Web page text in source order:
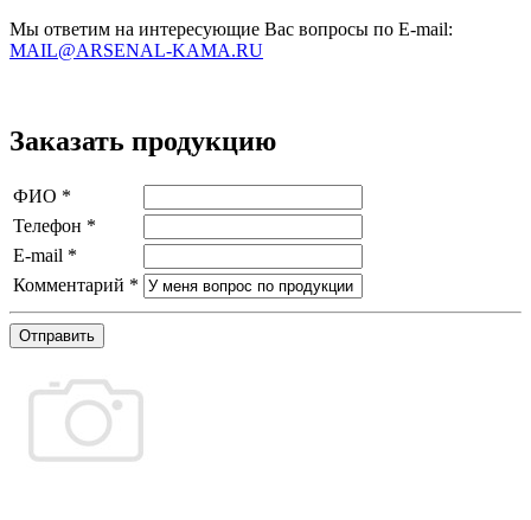
Мы ответим на интересующие Вас вопросы по E-mail:
MAIL@ARSENAL-KAMA.RU
Заказать продукцию
ФИО *
Телефон *
E-mail *
Комментарий *
Отправить